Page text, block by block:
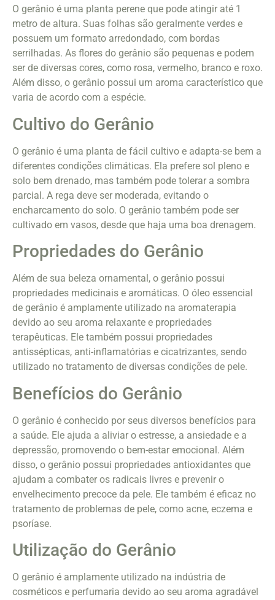
O gerânio é uma planta perene que pode atingir até 1
metro de altura. Suas folhas são geralmente verdes e
possuem um formato arredondado, com bordas
serrilhadas. As flores do gerânio são pequenas e podem
ser de diversas cores, como rosa, vermelho, branco e roxo.
Além disso, o gerânio possui um aroma característico que
varia de acordo com a espécie.
Cultivo do Gerânio
O gerânio é uma planta de fácil cultivo e adapta-se bem a
diferentes condições climáticas. Ela prefere sol pleno e
solo bem drenado, mas também pode tolerar a sombra
parcial. A rega deve ser moderada, evitando o
encharcamento do solo. O gerânio também pode ser
cultivado em vasos, desde que haja uma boa drenagem.
Propriedades do Gerânio
Além de sua beleza ornamental, o gerânio possui
propriedades medicinais e aromáticas. O óleo essencial
de gerânio é amplamente utilizado na aromaterapia
devido ao seu aroma relaxante e propriedades
terapêuticas. Ele também possui propriedades
antissépticas, anti-inflamatórias e cicatrizantes, sendo
utilizado no tratamento de diversas condições de pele.
Benefícios do Gerânio
O gerânio é conhecido por seus diversos benefícios para
a saúde. Ele ajuda a aliviar o estresse, a ansiedade e a
depressão, promovendo o bem-estar emocional. Além
disso, o gerânio possui propriedades antioxidantes que
ajudam a combater os radicais livres e prevenir o
envelhecimento precoce da pele. Ele também é eficaz no
tratamento de problemas de pele, como acne, eczema e
psoríase.
Utilização do Gerânio
O gerânio é amplamente utilizado na indústria de
cosméticos e perfumaria devido ao seu aroma agradável